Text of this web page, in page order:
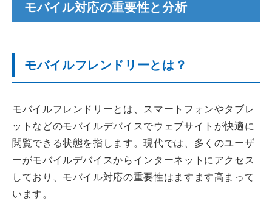
モバイル対応の重要性と分析
モバイルフレンドリーとは？
モバイルフレンドリーとは、スマートフォンやタブレ
ットなどのモバイルデバイスでウェブサイトが快適に
閲覧できる状態を指します。現代では、多くのユーザ
ーがモバイルデバイスからインターネットにアクセス
しており、モバイル対応の重要性はますます高まって
います。